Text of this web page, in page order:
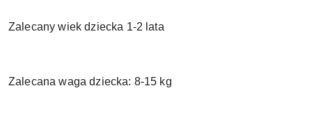
Zalecany wiek dziecka 1-2 lata
Zalecana waga dziecka: 8-15 kg